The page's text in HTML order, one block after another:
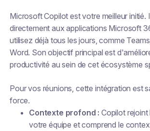
Microsoft Copilot est votre meilleur initié.
directement aux applications Microsoft
utilisez déjà tous les jours, comme
Word. Son objectif principal est
productivité au sein de cet écosystème
Pour vos réunions, cette intégration est
force.
Contexte profond : Copilot rejoint
votre équipe et comprend le